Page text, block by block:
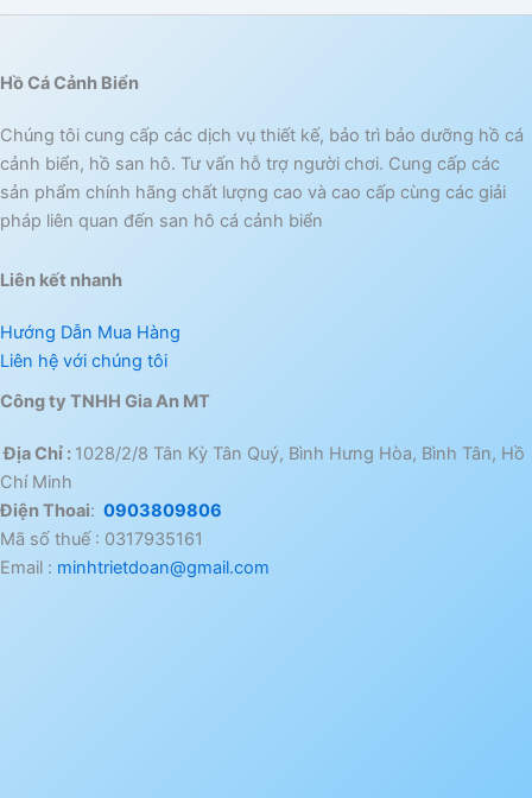
Hồ Cá Cảnh Biển
Chúng tôi cung cấp các dịch vụ thiết kế, bảo trì bảo dưỡng hồ cá
cảnh biển, hồ san hô. Tư vấn hỗ trợ người chơi. Cung cấp các
sản phẩm chính hãng chất lượng cao và cao cấp cùng các giải
pháp liên quan đến san hô cá cảnh biển
Liên kết nhanh
Hướng Dẫn Mua Hàng
Liên hệ với chúng tôi
Công ty TNHH Gia An MT
Địa Chỉ : 1028/2/8 Tân Kỳ Tân Quý, Bình Hưng Hòa, Bình Tân, Hồ
Chí Minh
Điện Thoai: 0903809806
Mã số thuế : 0317935161
Email : minhtrietdoan@gmail.com